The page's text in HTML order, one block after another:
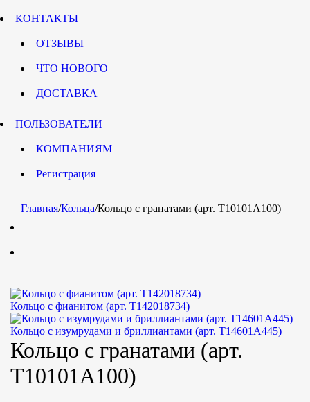
КОНТАКТЫ
ОТЗЫВЫ
ЧТО НОВОГО
ДОСТАВКА
ПОЛЬЗОВАТЕЛИ
КОМПАНИЯМ
Регистрация
Главная/Кольца/Кольцо с гранатами (арт. Т10101А100)
Кольцо с фианитом (арт. Т142018734)
Кольцо с изумрудами и бриллиантами (арт. Т14601А445)
Кольцо с гранатами (арт.
Т10101А100)